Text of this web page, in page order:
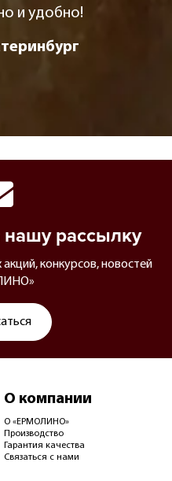
и удобно!
рассылку
конкурсов, новостей
О компании
О «ЕРМОЛИНО»
Производство
Гарантия качества
Связаться с нами